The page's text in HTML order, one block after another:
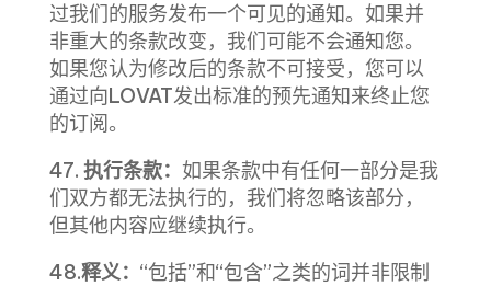
过我们的服务发布一个可见的通知。如果并
非重大的条款改变，我们可能不会通知您。
如果您认为修改后的条款不可接受，您可以
通过向LOVAT发出标准的预先通知来终止您
的订阅。
47. 执行条款： 如果条款中有任何一部分是我
们双方都无法执行的，我们将忽略该部分，
但其他内容应继续执行。
48.释义： “包括”和“包含”之类的词并非限制